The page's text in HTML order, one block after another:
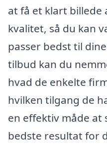
at få et klart billede
kvalitet, så du kan
passer bedst til
tilbud kan du
hvad de enkelte
hvilken tilgang de
en effektiv måde at
bedste resultat for